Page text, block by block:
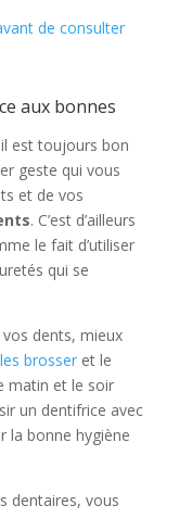
de consulter
aux bonnes
est toujours bon
geste qui vous
et de vos
. C’est d’ailleurs
le fait d’utiliser
qui se
dents, mieux
brosseret le
matin et le soir
un dentifrice avec
la bonne hygiène
dentaires, vous